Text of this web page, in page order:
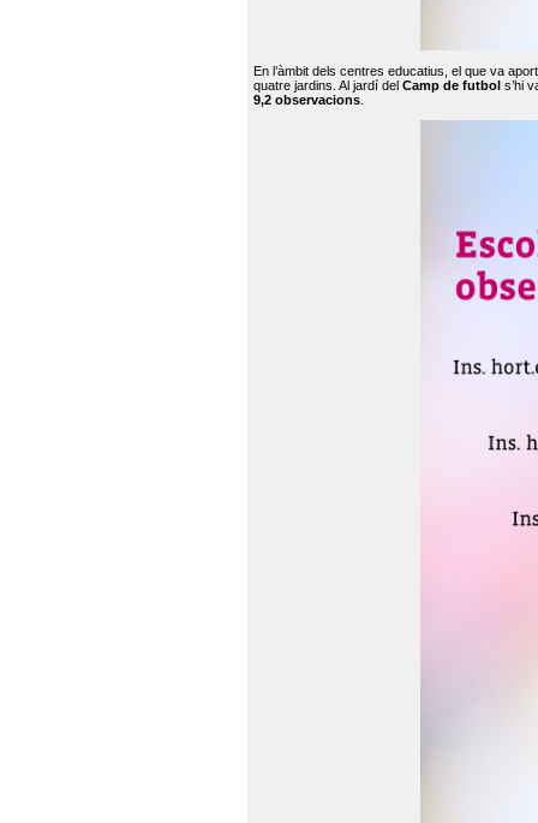
En l’àmbit dels centres educatius, el que va
quatre jardins. Al jardí del Camp de futbol s’hi
9,2 observacions